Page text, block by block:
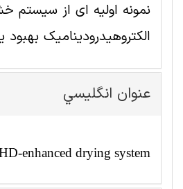
نمونه اولیه ای از
الکتروهیدرودینامیک بهبود
عنوان انگليسي
enhanced drying system